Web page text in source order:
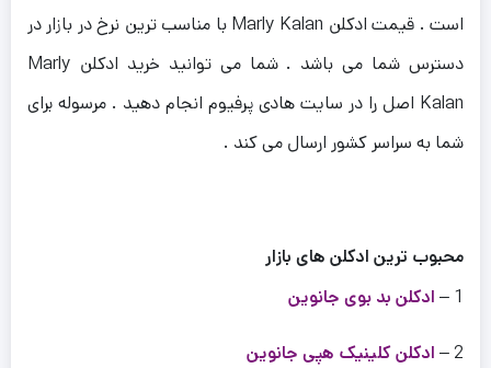
است . قیمت ادکلن Marly Kalan با مناسب ترین نرخ در بازار در
دسترس شما می باشد . شما می توانید خرید ادکلن Marly
Kalan اصل را در سایت هادی پرفیوم انجام دهید . مرسوله برای
شما به سراسر کشور ارسال می کند .
محبوب ترین ادکلن های بازار
1 –
ادکلن بد بوی جانوین
2 – ادکلن کلینیک هپی جانوین